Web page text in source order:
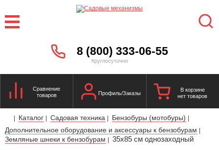
8 (800) 333-06-55
Круглосуточно
Сравнение
товаров
Профиль/Заказы
В корзине
нет товаров
| Каталог | Садовая техника | Бензобуры (мотобуры) |
Дополнительное оборудование и аксессуары к бензобурам |
Земляные шнеки к бензобурам | 35х85 см однозаходный